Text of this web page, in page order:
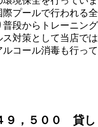
プールで行われる全
段からトレーニング
対策として当店では
コール消毒も行って
９，５００ 貸し